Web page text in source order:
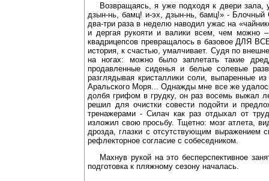
Возвращаясь, я уже подходя к двери зала,
дзын-нь, бамц! и-эх, дзын-нь, бамц!» - Блочный
два-три раза в неделю наводил ужас на
и дергая рукояти и валики всем, чем можно
квадрицепсов превращалось в базовое ДЛЯ
история, к счастью, умалчивает. Судя по
на ногах: можно было заплетать такие
продавленные сиденья и белые солевые
разглядывая кристаллики соли, выпаренные
Аральского Моря... Однажды мне все же
долбя грифом в грудку, он раз восемь выжал
решил для очистки совести подойти и
тренажерами - Силач как раз отдыхал от
изложил свою просьбу. Тщетно: мозг атлета,
дрозда, глазки с отсутствующим выражением
рефлекторное согласие с собеседником.
Махнув рукой на это бесперспективное
подготовка к пляжному сезону началась.